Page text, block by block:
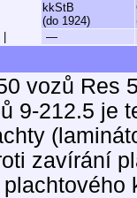
kkStB
(do 1924)
—
vozů Res
9-212.5 je
zavírání